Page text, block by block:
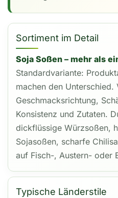
Sortiment im Detail
Soja Soßen – mehr als
Standardvariante:
machen den Unterschied.
Geschmacksrichtung,
Konsistenz und Zutaten.
dickflüssige Würzsoßen,
Sojasoßen, scharfe
auf Fisch-, Austern- oder
Typische Länderstile